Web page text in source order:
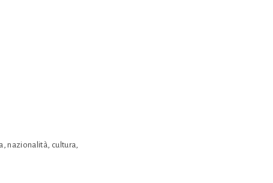
nazionalità, cultura,